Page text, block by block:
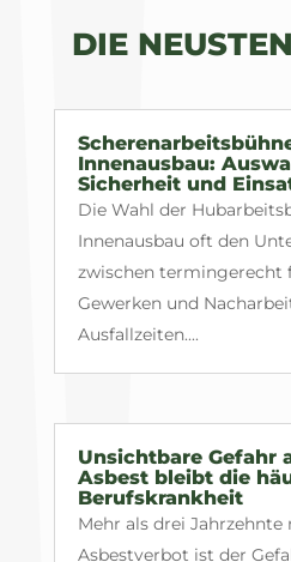
DIE
Innenausbau:
Sicherheit und
Die Wahl der
Innenausbau oft den
zwischen termingerecht
Gewerken und
Ausfallzeiten....
Unsichtbare Gefahr
Asbest bleibt die
Berufskrankheit
Mehr als drei Jahrzehnte
Asbestverbot ist der